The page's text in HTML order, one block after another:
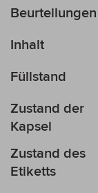
Beurteilungen
Inhalt
Füllstand
Zustand der
Kapsel
Zustand des
Etiketts